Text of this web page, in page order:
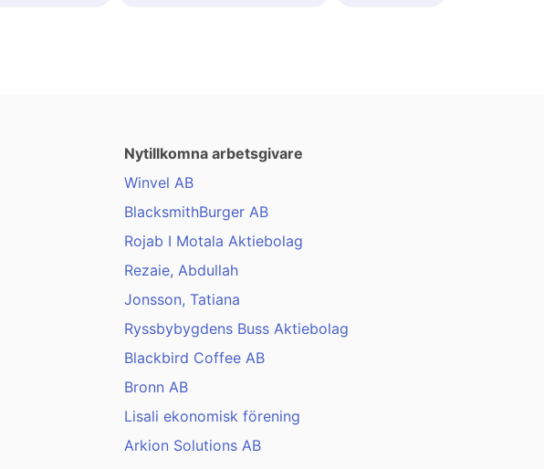
Nytillkomna arbetsgivare
Winvel AB
BlacksmithBurger AB
Rojab I Motala Aktiebolag
Rezaie, Abdullah
Jonsson, Tatiana
Ryssbybygdens Buss Aktiebolag
Blackbird Coffee AB
Bronn AB
Lisali ekonomisk förening
Arkion Solutions AB